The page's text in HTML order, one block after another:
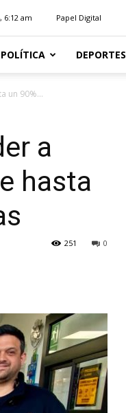
6:12 am Papel Digital
POLÍTICA DEPORTES
un 90%...
a
hasta
0
251